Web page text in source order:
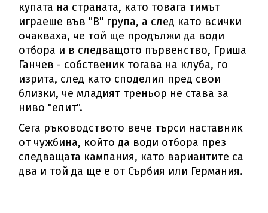
купата на страната, като товага тимът
играеше във "В" група, а след като всички
очакваха, че той ще продължи да води
отбора и в следващото първенство, Гриша
Ганчев - собственик тогава на клуба, го
изрита, след като споделил пред свои
близки, че младият треньор не става за
ниво "елит".
Сега ръководството вече търси наставник
от чужбина, който да води отбора през
следващата кампания, като вариантите са
два и той да ще е от Сърбия или Германия.